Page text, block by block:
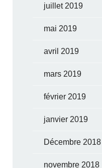
juillet 2019
mai 2019
avril 2019
mars 2019
février 2019
janvier 2019
Décembre 2018
novembre 2018